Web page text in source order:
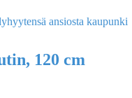
120 cm